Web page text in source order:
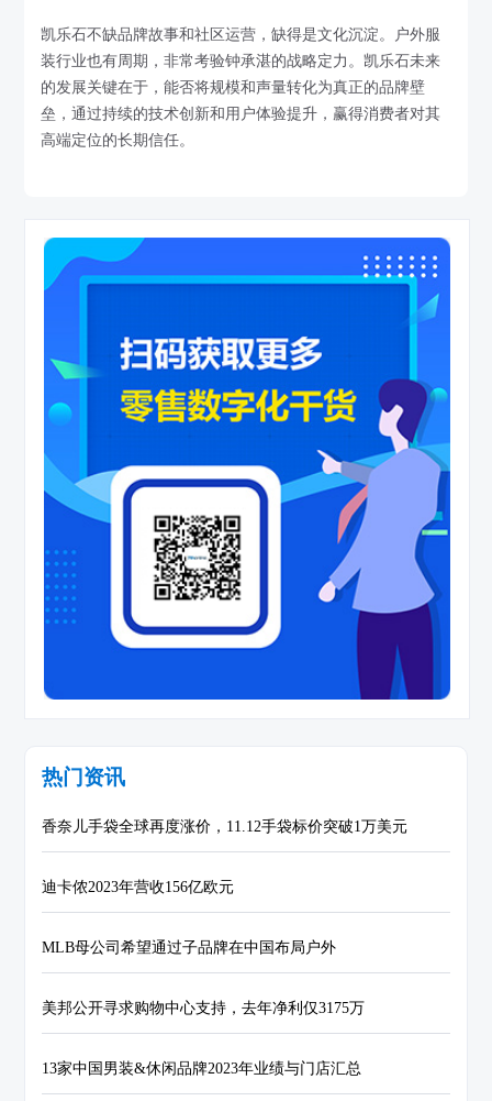
凯乐石不缺品牌故事和社区运营，缺得是文化沉淀。户外服
装行业也有周期，非常考验钟承湛的战略定力。凯乐石未来
的发展关键在于，能否将规模和声量转化为真正的品牌壁
垒，通过持续的技术创新和用户体验提升，赢得消费者对其
高端定位的长期信任。
热门资讯
香奈儿手袋全球再度涨价，11.12手袋标价突破1万美元
迪卡侬2023年营收156亿欧元
MLB母公司希望通过子品牌在中国布局户外
美邦公开寻求购物中心支持，去年净利仅3175万
13家中国男装&休闲品牌2023年业绩与门店汇总